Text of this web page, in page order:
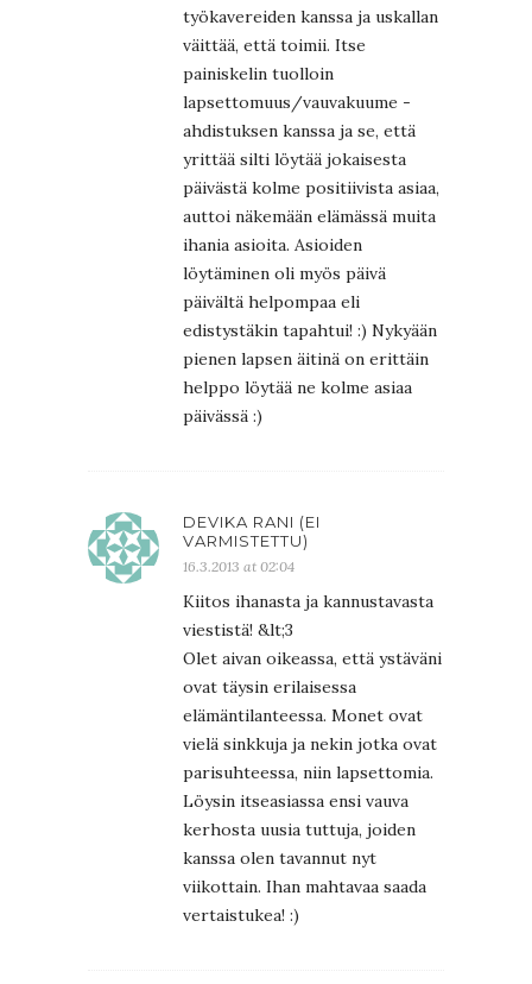
työkavereiden kanssa ja uskallan
väittää, että toimii. Itse
painiskelin tuolloin
lapsettomuus/vauvakuume -
ahdistuksen kanssa ja se, että
yrittää silti löytää jokaisesta
päivästä kolme positiivista asiaa,
auttoi näkemään elämässä muita
ihania asioita. Asioiden
löytäminen oli myös päivä
päivältä helpompaa eli
edistystäkin tapahtui! :) Nykyään
pienen lapsen äitinä on erittäin
helppo löytää ne kolme asiaa
päivässä :)
DEVIKA RANI (EI
VARMISTETTU)
16.3.2013 at 02:04
Kiitos ihanasta ja kannustavasta
viestistä! &lt;3
Olet aivan oikeassa, että ystäväni
ovat täysin erilaisessa
elämäntilanteessa. Monet ovat
vielä sinkkuja ja nekin jotka ovat
parisuhteessa, niin lapsettomia.
Löysin itseasiassa ensi vauva
kerhosta uusia tuttuja, joiden
kanssa olen tavannut nyt
viikottain. Ihan mahtavaa saada
vertaistukea! :)